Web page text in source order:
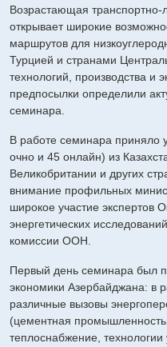
Возрастающая транспортно-
открывает широкие
маршрутов для
Турцией и странами
технологий, производства и
предпосылки определили
семинара.
В работе семинара приняло
очно и 45 онлайн) из
Великобритании и других
внимание профильных
широкое участие экспертов
энергетических
комиссии ООН.
Первый день семинара был
экономики Азербайджана: в
различные вызовы
(цементная
теплоснабжение,